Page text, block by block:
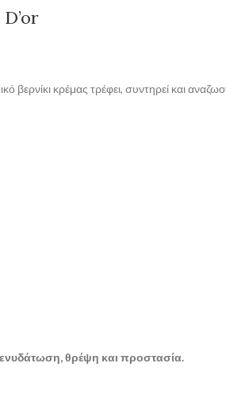
βερνίκι κρέμας τρέφει, συντηρεί και
θρέψη και προστασία.